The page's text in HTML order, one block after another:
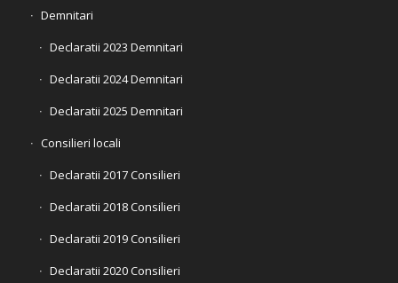
Demnitari
Declaratii 2023 Demnitari
Declaratii 2024 Demnitari
Declaratii 2025 Demnitari
Consilieri locali
Declaratii 2017 Consilieri
Declaratii 2018 Consilieri
Declaratii 2019 Consilieri
Declaratii 2020 Consilieri